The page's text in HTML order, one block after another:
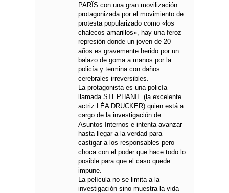
PARÏS con una gran movilización
protagonizada por el movimiento de
protesta popularizado como «los
chalecos amarillos», hay una feroz
represión donde un joven de 20
años es gravemente herido por un
balazo de goma a manos por la
policía y termina con daños
cerebrales irreversibles.
La protagonista es una policía
llamada STEPHANIE (la excelente
actriz LÉA DRUCKER) quien está a
cargo de la investigación de
Asuntos Internos e intenta avanzar
hasta llegar a la verdad para
castigar a los responsables pero
choca con el poder que hace todo lo
posible para que el caso quede
impune.
La película no se limita a la
investigación sino muestra la vida